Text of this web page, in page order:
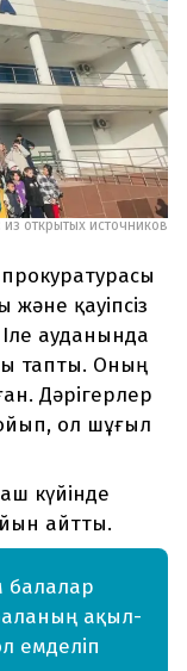
открытых источников
және қауіпсіз
ауданында
тапты. Оның
Дәрігерлер
ол шұғыл
күйінде
айтты.
балалар
ақыл-
емделіп